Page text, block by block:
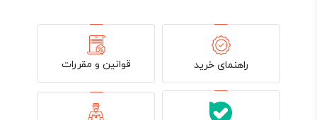
راهنمای خرید قوانین و مقررات